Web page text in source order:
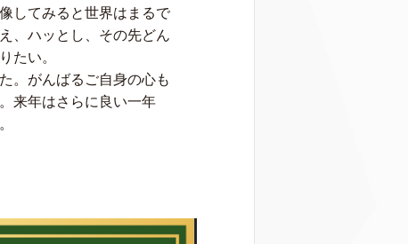
してみると世界はまるで
、ハッとし、その先どん
たい。
。がんばるご自身の心も
来年はさらに良い一年